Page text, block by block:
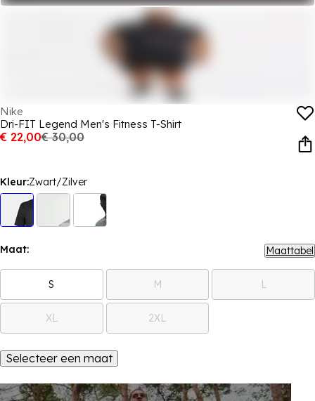
Nike
Dri-FIT Legend Men's Fitness T-Shirt
€ 22,00€ 30,00
Kleur:Zwart/Zilver
Maat: Maattabel
S M L
XL 2XL
Selecteer een maat